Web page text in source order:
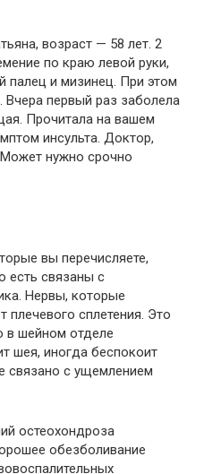
возраст — 58 лет. 2
по краю левой руки,
и мизинец. При этом
первый раз заболела
Прочитала на вашем
инсульта. Доктор,
нужно срочно
вы перечисляете,
есть связаны с
Нервы, которые
плечевого сплетения. Это
в шейном отделе
шея, иногда беспокоит
связано с ущемлением
остеохондроза
обезболивание